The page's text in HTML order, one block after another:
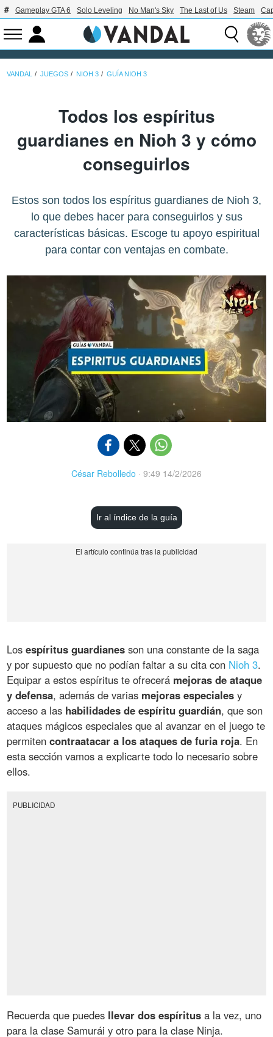
Gameplay GTA 6 Solo Leveling No Man's Sky The Last of Us Steam
VANDAL JUEGOS NIOH 3 GUÍA NIOH 3
Todos los espíritus
guardianes en Nioh 3 y cómo
conseguirlos
Estos son todos los espíritus guardianes de Nioh 3,
lo que debes hacer para conseguirlos y sus
características básicas. Escoge tu apoyo espiritual
para contar con ventajas en combate.
César Rebolledo · 9:49 14/2/2026
Ir al índice de la guía
Losespíritus guardianes son una constante de la saga
y por supuesto que no podían faltar a su cita con Nioh 3.
Equipar a estos espíritus te ofrecerá mejoras de ataque
y defensa, además de varias mejoras especiales y
acceso a las habilidades de espíritu guardián, que son
ataques mágicos especiales que al avanzar en el juego te
permitencontraatacar a los ataques de furia roja. En
esta sección vamos a explicarte todo lo necesario sobre
ellos.
PUBLICIDAD
Recuerda que puedes llevar dos espíritus a la vez, uno
para la clase Samurái y otro para la clase Ninja.